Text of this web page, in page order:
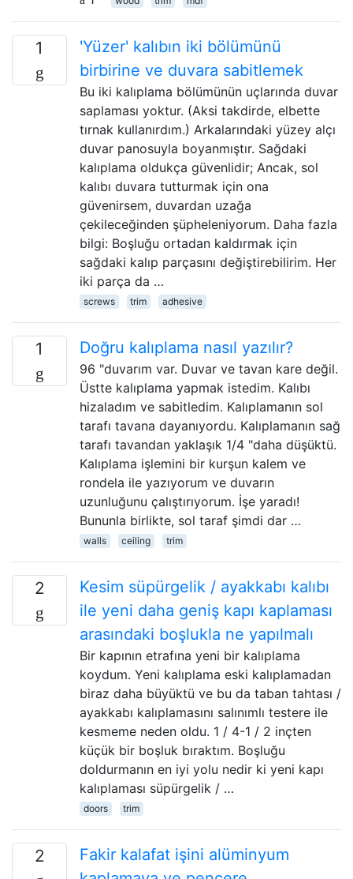
1
'Yüzer' kalıbın iki bölümünü
birbirine ve duvara sabitlemek
Bu iki kalıplama bölümünün uçlarında duvar
saplaması yoktur. (Aksi takdirde, elbette
tırnak kullanırdım.) Arkalarındaki yüzey alçı
duvar panosuyla boyanmıştır. Sağdaki
kalıplama oldukça güvenlidir; Ancak, sol
kalıbı duvara tutturmak için ona
güvenirsem, duvardan uzağa
çekileceğinden şüpheleniyorum. Daha fazla
bilgi: Boşluğu ortadan kaldırmak için
sağdaki kalıp parçasını değiştirebilirim. Her
iki parça da …
screws trim adhesive
1 Doğru kalıplama nasıl yazılır?
96 "duvarım var. Duvar ve tavan kare değil.
Üstte kalıplama yapmak istedim. Kalıbı
hizaladım ve sabitledim. Kalıplamanın sol
tarafı tavana dayanıyordu. Kalıplamanın sağ
tarafı tavandan yaklaşık 1/4 "daha düşüktü.
Kalıplama işlemini bir kurşun kalem ve
rondela ile yazıyorum ve duvarın
uzunluğunu çalıştırıyorum. İşe yaradı!
Bununla birlikte, sol taraf şimdi dar …
walls ceiling trim
2
Kesim süpürgelik / ayakkabı kalıbı
ile yeni daha geniş kapı kaplaması
arasındaki boşlukla ne yapılmalı
Bir kapının etrafına yeni bir kalıplama
koydum. Yeni kalıplama eski kalıplamadan
biraz daha büyüktü ve bu da taban tahtası /
ayakkabı kalıplamasını salınımlı testere ile
kesmeme neden oldu. 1 / 4-1 / 2 inçten
küçük bir boşluk bıraktım. Boşluğu
doldurmanın en iyi yolu nedir ki yeni kapı
kalıplaması süpürgelik / …
doors trim
2
Fakir kalafat işini alüminyum